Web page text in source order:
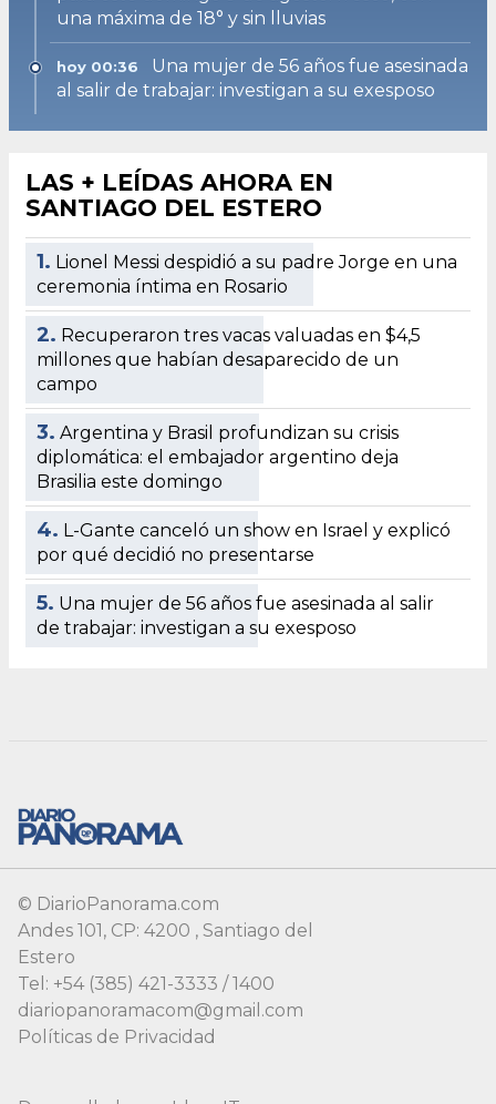
© DiarioPanorama.com
Andes 101, CP: 4200 , Santiago del
Estero
Tel: +54 (385) 421-3333 / 1400
diariopanoramacom@gmail.com
Políticas de Privacidad